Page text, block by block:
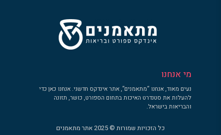
מי אנחנו
נעים מאוד, אנחנו “מתאמנים”, אתר אינדקס חדשני. אנחנו כאן כדי
להעלות את סטנדרט האיכות בתחום הספורט, כושר, תזונה
והבריאות בישראל.
כל הזכויות שמורות © 2025 אתר מתאמנים